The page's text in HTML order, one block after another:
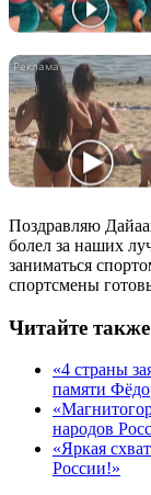
Поздравляю
болел за наших
заниматься
спортсмены
Читайте
«4 страны
памяти
народов
«Яркая
России!»